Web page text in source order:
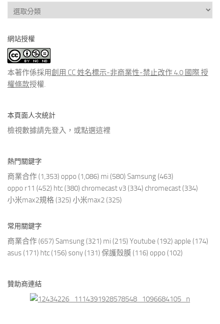
查
看
類
文
章
網站授權
本著作係採用創用 CC 姓名標示-非商業性-禁止改作 4.0 國際 授
權條款授權.
本頁面人次統計
檢視數據請先登入，或點選這裡
熱門關鍵字
商業合作 (1,353) oppo (1,086) mi (580) Samsung (463)
oppo r11 (452) htc (380) chromecast v3 (334) chromecast (334)
小米max2規格 (325) 小米max2 (325)
常用關鍵字
商業合作 (657) Samsung (321) mi (215) Youtube (192) apple (174)
asus (171) htc (156) sony (131) 保護殼膜 (116) oppo (102)
贊助商連結